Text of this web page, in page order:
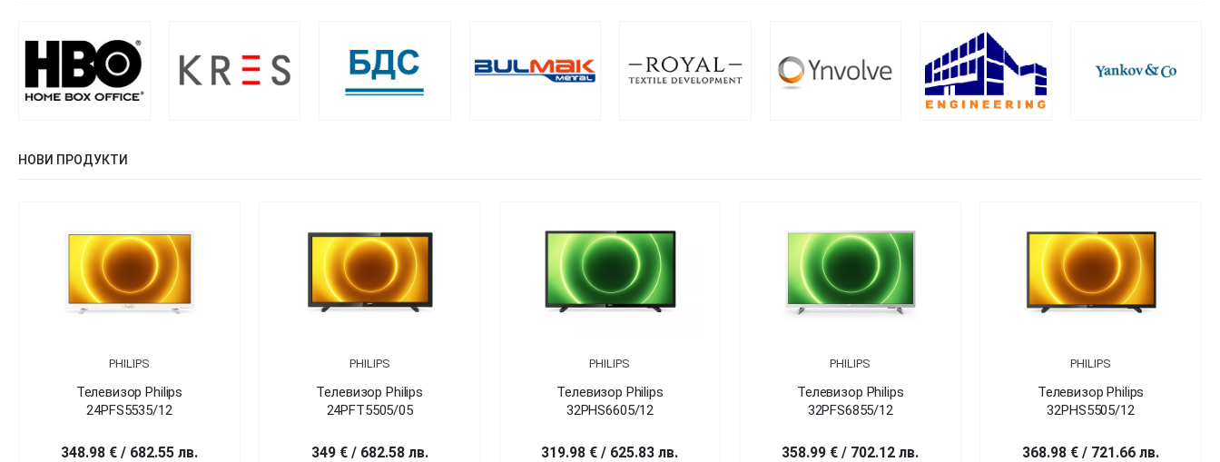
НОВИ ПРОДУКТИ
PHILIPS
Телевизор Philips
24PFS5535/12
348.98 € / 682.55 лв.
PHILIPS
Телевизор Philips
24PFT5505/05
349 € / 682.58 лв.
PHILIPS
Телевизор Philips
32PHS6605/12
319.98 € / 625.83 лв.
PHILIPS
Телевизор Philips
32PFS6855/12
358.99 € / 702.12 лв.
PHILIPS
Телевизор Philips
32PHS5505/12
368.98 € / 721.66 лв.